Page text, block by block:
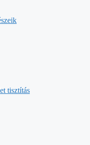
tisztítás